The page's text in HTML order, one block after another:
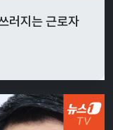
러지는 근로자